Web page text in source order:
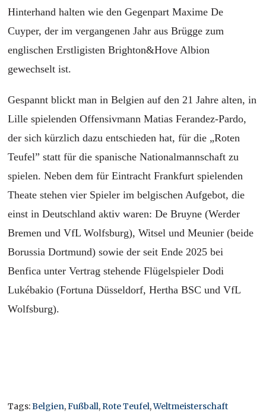
Hinterhand halten wie den Gegenpart Maxime De
Cuyper, der im vergangenen Jahr aus Brügge zum
englischen Erstligisten Brighton&Hove Albion
gewechselt ist.
Gespannt blickt man in Belgien auf den 21 Jahre alten, in
Lille spielenden Offensivmann Matias Ferandez-Pardo,
der sich kürzlich dazu entschieden hat, für die „Roten
Teufel” statt für die spanische Nationalmannschaft zu
spielen. Neben dem für Eintracht Frankfurt spielenden
Theate stehen vier Spieler im belgischen Aufgebot, die
einst in Deutschland aktiv waren: De Bruyne (Werder
Bremen und VfL Wolfsburg), Witsel und Meunier (beide
Borussia Dortmund) sowie der seit Ende 2025 bei
Benfica unter Vertrag stehende Flügelspieler Dodi
Lukébakio (Fortuna Düsseldorf, Hertha BSC und VfL
Wolfsburg).
Tags:Belgien,Fußball,Rote Teufel,Weltmeisterschaft